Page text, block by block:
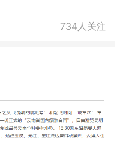
734 人关注